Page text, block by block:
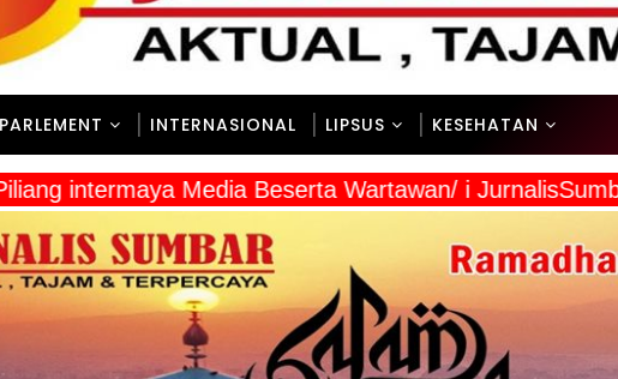
PARLEMENT INTERNASIONAL LIPSUS KESEHATAN
intermaya Media Beserta Wartawan/ i